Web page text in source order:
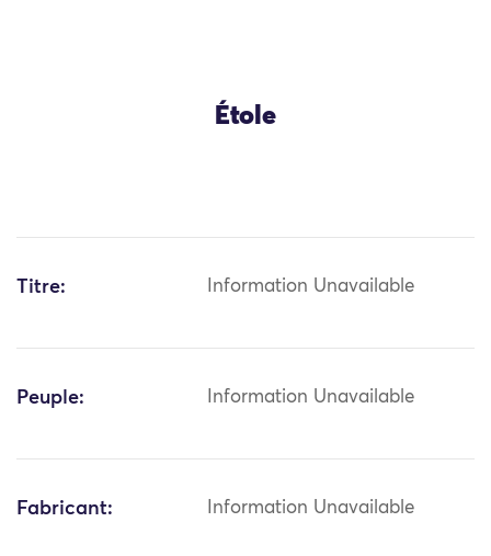
Étole
Titre: Information Unavailable
Peuple: Information Unavailable
Fabricant: Information Unavailable